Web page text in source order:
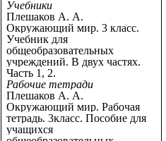
Учебники
Плешаков А. А.
Окружающий мир. 3 класс.
Учебник для
общеобразовательных
учреждений. В двух частях.
Часть 1, 2.
Рабочие тетради
Плешаков А. А.
Окружающий мир. Рабочая
тетрадь. 3класс. Пособие для
учащихся